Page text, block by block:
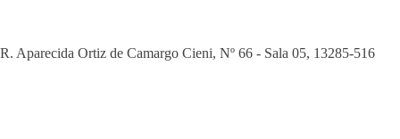
R. Aparecida Ortiz de Camargo Cieni, Nº 66 - Sala 05, 13285-516